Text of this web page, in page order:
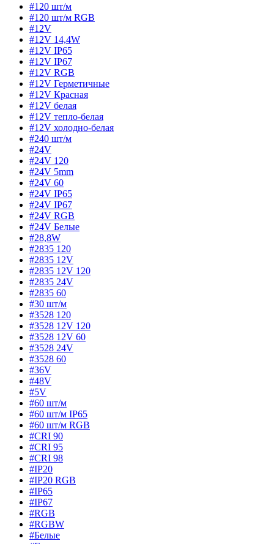
#120 шт/м
#120 шт/м RGB
#12V
#12V 14,4W
#12V IP65
#12V IP67
#12V RGB
#12V Герметичные
#12V Красная
#12V белая
#12V тепло-белая
#12V холодно-белая
#240 шт/м
#24V
#24V 120
#24V 5mm
#24V 60
#24V IP65
#24V IP67
#24V RGB
#24V Белые
#28,8W
#2835 120
#2835 12V
#2835 12V 120
#2835 24V
#2835 60
#30 шт/м
#3528 120
#3528 12V 120
#3528 12V 60
#3528 24V
#3528 60
#36V
#48V
#5V
#60 шт/м
#60 шт/м IP65
#60 шт/м RGB
#CRI 90
#CRI 95
#CRI 98
#IP20
#IP20 RGB
#IP65
#IP67
#RGB
#RGBW
#Белые